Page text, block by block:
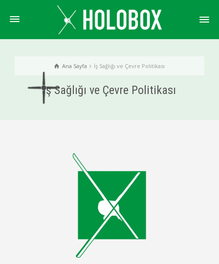
Ana Sayfa İş Sağlığı ve Çevre Politikası
İş Sağlığı ve Çevre Politikası